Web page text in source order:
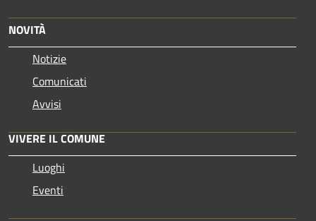
NOVITÀ
Notizie
Comunicati
Avvisi
VIVERE IL COMUNE
Luoghi
Eventi